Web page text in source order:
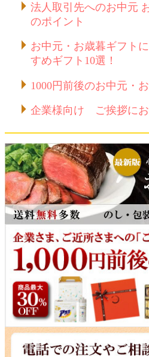
法人取引先へのお中元
のポイント
お中元・お歳暮ギフト
すめギフト10選！
1000円前後のお中元・
企業様向け ご挨拶に